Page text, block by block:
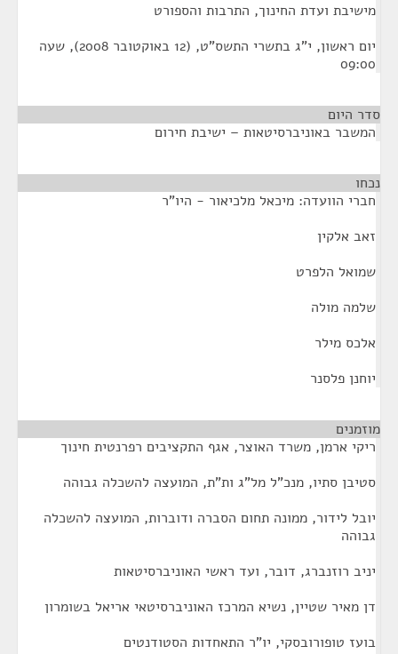
מישיבת ועדת החינוך, התרבות והספורט
יום ראשון, י"ג בתשרי התשס"ט, (12 באוקטובר 2008), שעה
09:00
סדר היום
המשבר באוניברסיטאות – ישיבת חירום
נכחו
חברי הוועדה: מיכאל מלכיאור - היו"ר
זאב אלקין
שמואל הלפרט
שלמה מולה
אלכס מילר
יוחנן פלסנר
מוזמנים
ריקי ארמן, משרד האוצר, אגף התקציבים רפרנטית חינוך
סטיבן סתיו, מנכ"ל מל"ג ות"ת, המועצה להשכלה גבוהה
יובל לידור, ממונה תחום הסברה ודוברות, המועצה להשכלה
גבוהה
יניב רוזנברג, דובר, ועד ראשי האוניברסיטאות
דן מאיר שטיין, נשיא המרכז האוניברסיטאי אריאל בשומרון
בועז טופורובסקי, יו"ר התאחדות הסטודנטים